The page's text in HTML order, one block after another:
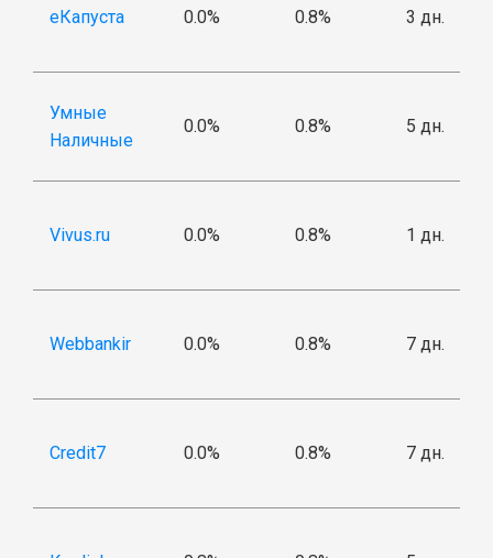
еКапуста 0.0% 0.8% 3 дн.
Умные
Наличные
0.0% 0.8% 5 дн.
Vivus.ru 0.0% 0.8% 1 дн.
Webbankir 0.0% 0.8% 7 дн.
Credit7 0.0% 0.8% 7 дн.